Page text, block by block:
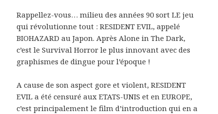
Rappellez-vous… milieu des années 90 sort LE jeu
qui révolutionne tout : RESIDENT EVIL, appelé
BIOHAZARD au Japon. Après Alone in The Dark,
c’est le Survival Horror le plus innovant avec des
graphismes de dingue pour l’époque !
A cause de son aspect gore et violent, RESIDENT
EVIL a été censuré aux ETATS-UNIS et en EUROPE,
c’est principalement le film d’introduction qui en a